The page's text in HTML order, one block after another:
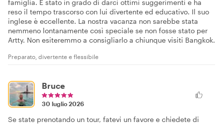
famiglia. È stato in grado di darci ottimi suggerimenti e ha
reso il tempo trascorso con lui divertente ed educativo. Il suo
inglese è eccellente. La nostra vacanza non sarebbe stata
nemmeno lontanamente così speciale se non fosse stato per
Artty. Non esiteremmo a consigliarlo a chiunque visiti Bangkok.
Preparato, divertente e flessibile
Bruce
30 luglio 2026
Se state prenotando un tour, fatevi un favore e chiedete di